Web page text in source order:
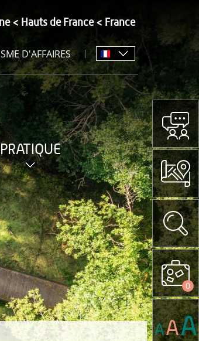
Hauts de France France
D'AFFAIRES
PRATIQUE
0
AAA